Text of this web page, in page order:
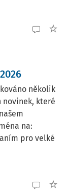
několik
které
na:
pro velké